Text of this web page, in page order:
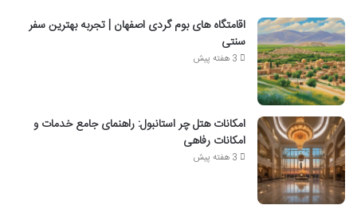
اقامتگاه های بوم گردی اصفهان | تجربه بهترین سفر
سنتی
3 هفته پیش
امکانات هتل چر استانبول: راهنمای جامع خدمات و
امکانات رفاهی
3 هفته پیش